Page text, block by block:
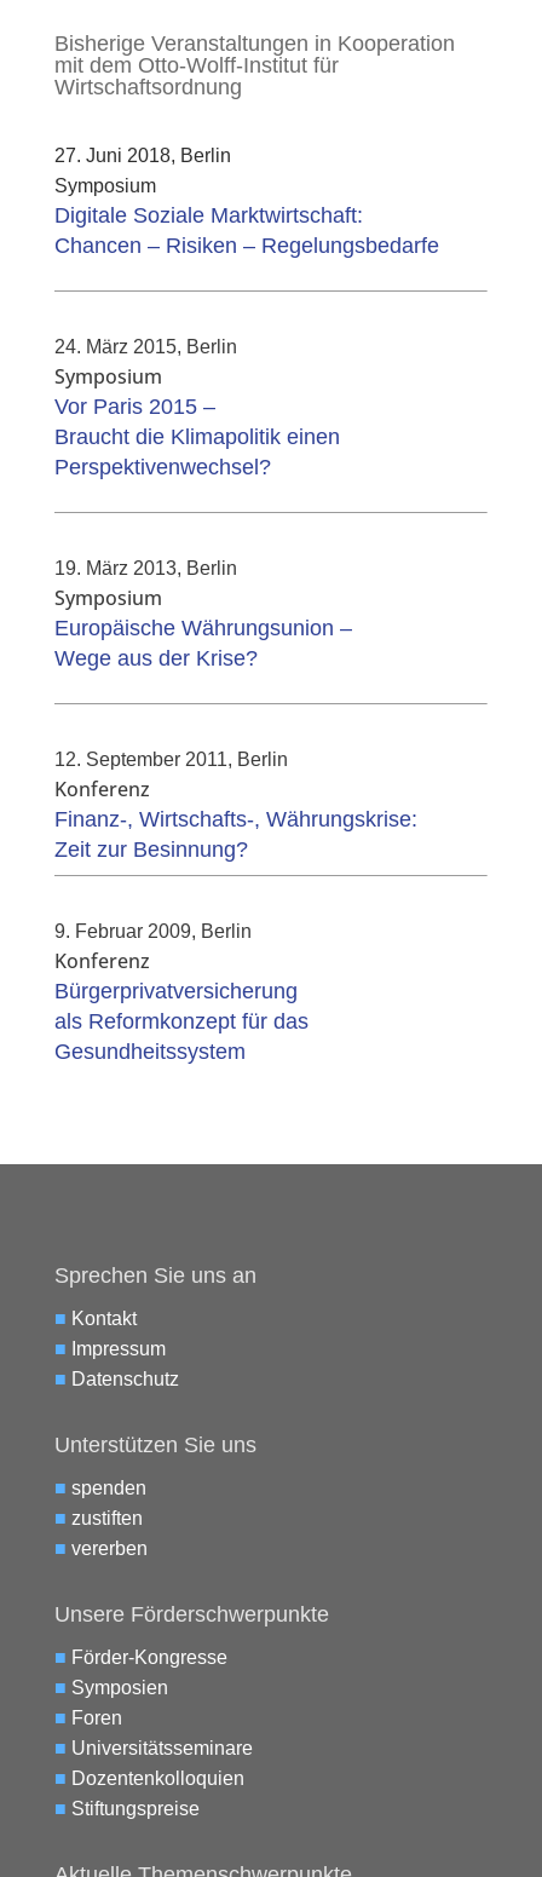
Bisherige Veranstaltungen in Kooperation
mit dem Otto-Wolff-Institut für
Wirtschaftsordnung
27. Juni 2018, Berlin
Symposium
Digitale Soziale Marktwirtschaft:
Chancen – Risiken – Regelungsbedarfe
24. März 2015, Berlin
Symposium
Vor Paris 2015 –
Braucht die Klimapolitik einen
Perspektivenwechsel?
19. März 2013, Berlin
Symposium
Europäische Währungsunion –
Wege aus der Krise?
12. September 2011, Berlin
Konferenz
Finanz-, Wirtschafts-, Währungskrise:
Zeit zur Besinnung?
9. Februar 2009, Berlin
Konferenz
Bürgerprivatversicherung
als Reformkonzept für das
Gesundheitssystem
Sprechen Sie uns an
■ Kontakt
■ Impressum
■ Datenschutz
Unterstützen Sie uns
■ spenden
■ zustiften
■ vererben
Unsere Förderschwerpunkte
■ Förder-Kongresse
■ Symposien
■ Foren
■ Universitätsseminare
■ Dozentenkolloquien
■ Stiftungspreise